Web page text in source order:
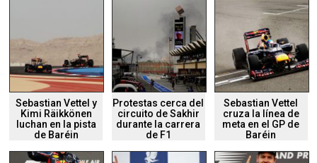
Sebastian Vettel y
Kimi Räikkönen
luchan en la pista
de Baréin
Protestas cerca del
circuito de Sakhir
durante la carrera
de F1
Sebastian Vettel
cruza la línea de
meta en el GP de
Baréin